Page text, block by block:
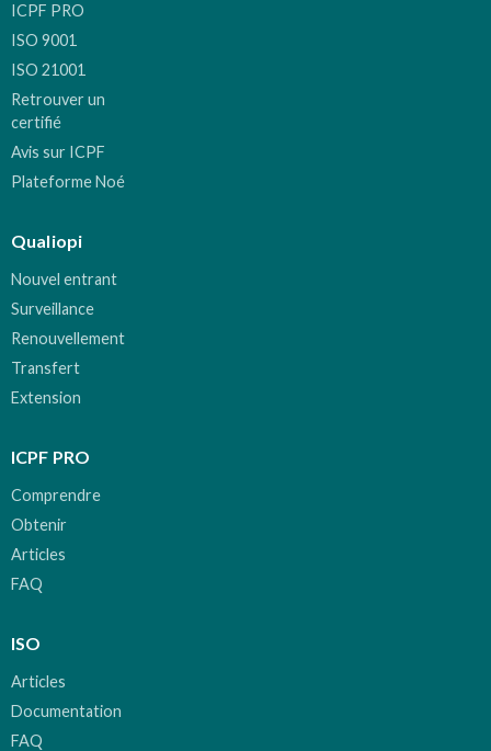
ICPF PRO
ISO 9001
ISO 21001
Retrouver un
certifié
Avis sur ICPF
Plateforme Noé
Qualiopi
Nouvel entrant
Surveillance
Renouvellement
Transfert
Extension
ICPF PRO
Comprendre
Obtenir
Articles
FAQ
ISO
Articles
Documentation
FAQ